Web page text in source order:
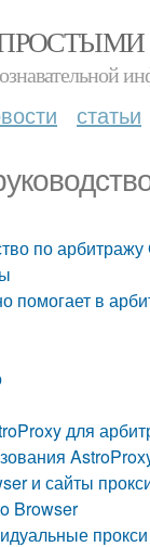
статьи
по арбитражу
помогает в
для
и сайты
Browser